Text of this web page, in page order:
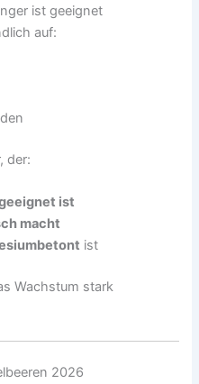
ist geeignet
auf:
der:
ist
macht
ist
Wachstum stark
2026